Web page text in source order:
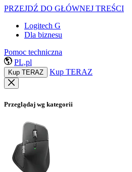
PRZEJDŹ DO GŁÓWNEJ TREŚCI
Logitech G
Dla biznesu
Pomoc techniczna
PL,pl
Kup TERAZ Kup TERAZ
Przeglądaj wg kategorii